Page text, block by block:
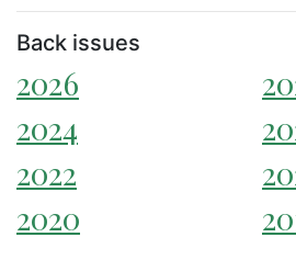
Back issues
2026
2024
2022
2020